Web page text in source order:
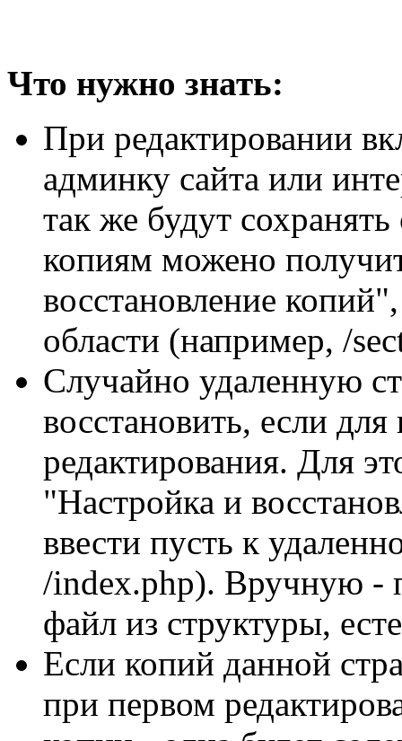
Что нужно знать:
При редактировании
админку сайта или
так же будут
копиям можено
восстановление
области (например, /
Случайно удаленную
восстановить, если
редактирования. Для
"Настройка и
ввести пусть к
/index.php). Вручную -
файл из структуры,
Если копий данной
при первом